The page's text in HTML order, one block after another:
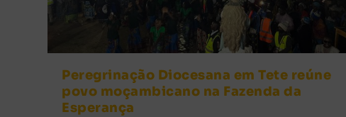
Peregrinação Diocesana em Tete reúne
povo moçambicano na Fazenda da
Esperança